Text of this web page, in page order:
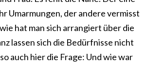
Umarmungen, der andere vermisst
hat man sich arrangiert über die
lassen sich die Bedürfnisse nicht
auch hier die Frage: Und wie war